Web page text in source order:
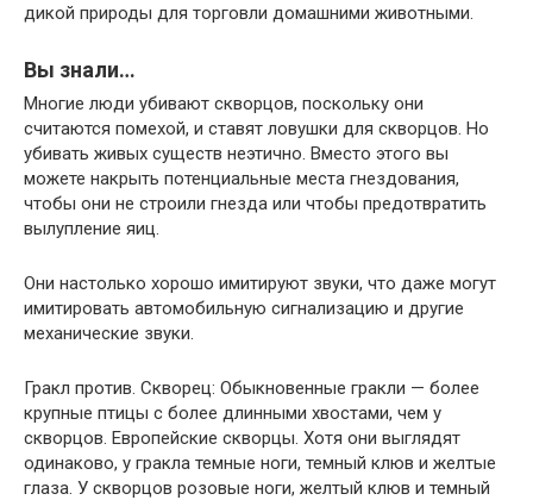
дикой природы для торговли домашними животными.
Вы знали…
Многие люди убивают скворцов, поскольку они
считаются помехой, и ставят ловушки для скворцов. Но
убивать живых существ неэтично. Вместо этого вы
можете накрыть потенциальные места гнездования,
чтобы они не строили гнезда или чтобы предотвратить
вылупление яиц.
Они настолько хорошо имитируют звуки, что даже могут
имитировать автомобильную сигнализацию и другие
механические звуки.
Гракл против. Скворец: Обыкновенные гракли — более
крупные птицы с более длинными хвостами, чем у
скворцов. Европейские скворцы. Хотя они выглядят
одинаково, у гракла темные ноги, темный клюв и желтые
глаза. У скворцов розовые ноги, желтый клюв и темный